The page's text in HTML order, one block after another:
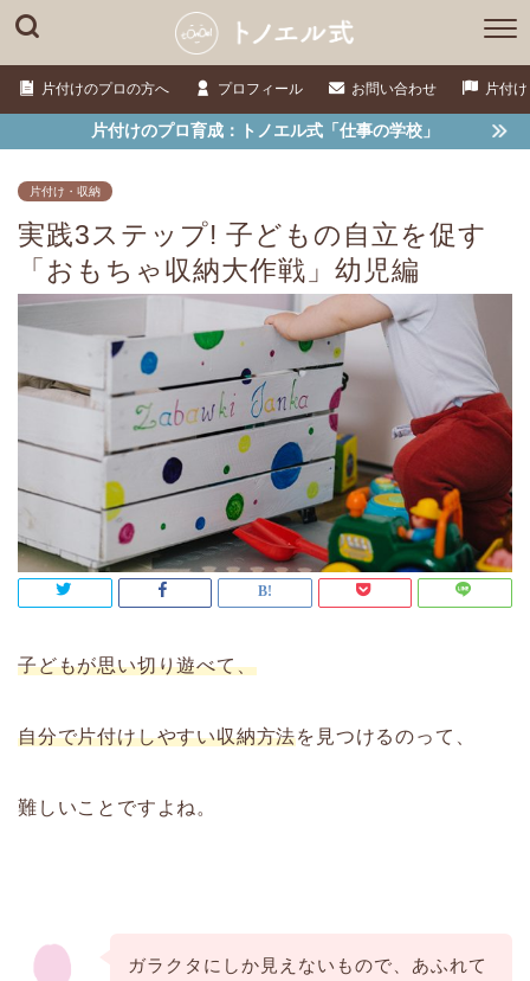
片付けのプロの方へ プロフィール お問い合わせ 片付
片付けのプロ育成：トノエル式「仕事の学校」
片付け・収納
実践3ステップ! 子どもの自立を促す
「おもちゃ収納大作戦」幼児編
子どもが思い切り遊べて、
自分で片付けしやすい収納方法を見つけるのって、
難しいことですよね。
ガラクタにしか見えないもので、あふれて